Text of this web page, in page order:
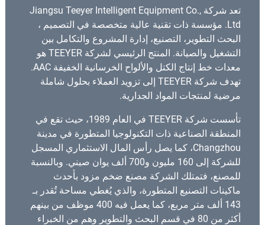
تعد شركة Jiangsu Teeyer Intelligent Equipment Co.,
Ltd. مؤسسة ذات تقنية عالية متخصصة في التصميم ،
البحث التطوير، التصنيع، إدارة المشروع والتكامل بين
التشغيل والصيانة. المنتج الرئيسي لشركة TEEYER هو
معدات خط إنتاج الكتل والألواح الخرسانية الخفيفة AAC.
تهدف شركة TEEYER إلى تزويد العملاء بحلول شاملة
مرضية لمنتجات المواد الجدارية.
تأسست شركة TEEYER في العام 1989، حيث تقع في
المنطقة الصناعية ذات التكنولوجيا المتطورة في مدينة
Changzhou، كما يصل رأس المال الاستثماري المسجل
للشركة إلى 160 مليون و700 ألف يوان صيني. وبالنسبة
للمصنع، فتمتلك الشركة مصنع ضخم مزود بأحدث
ماكينات التصنيع المتطورة، والذي يُغطي مساحة تُقدر بـ
143 ألف متر مربع، كما يعمل فيه 400 موظف من بينهم
أكثر من 80 في قسم البحث والتطوير وهم من الخبراء